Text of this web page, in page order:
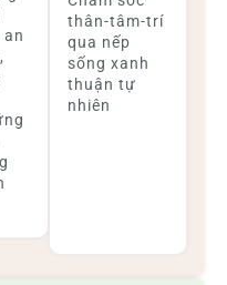
thân-tâm-trí
qua nếp
sống xanh
thuận tự
nhiên